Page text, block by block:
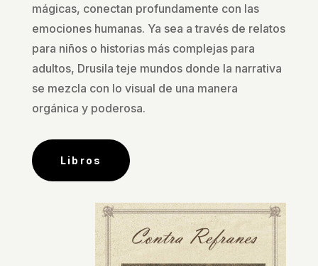
mágicas, conectan profundamente con las
emociones humanas. Ya sea a través de relatos
para niños o historias más complejas para
adultos, Drusila teje mundos donde la narrativa
se mezcla con lo visual de una manera
orgánica y poderosa.
Libros